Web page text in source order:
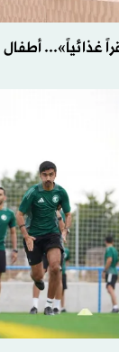
غذائياً»... أطفال